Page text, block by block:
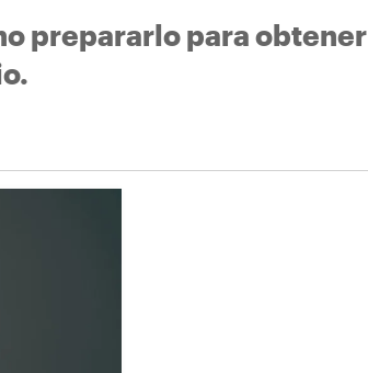
prepararlo para obtener